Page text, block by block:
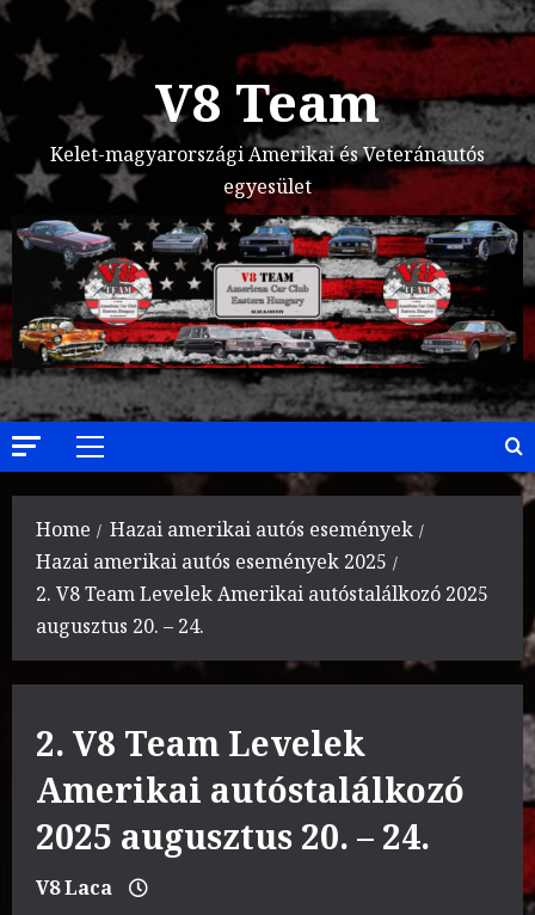
Skip
content
V8 Team
Kelet-magyarországi Amerikai és Veteránautós
egyesület
Primary
Home
Hazai amerikai autós események
Hazai amerikai autós események 2025
2. V8 Team Levelek Amerikai autóstalálkozó 2025
augusztus 20. – 24.
2. V8 Team Levelek
Amerikai autóstalálkozó
2025 augusztus 20. – 24.
V8 Laca